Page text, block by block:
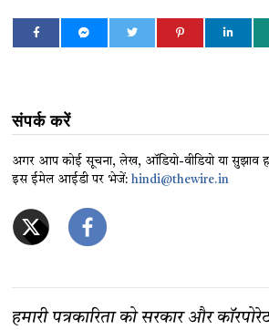
संपर्क करें
अगर आप कोई सूचना, लेख, ऑडियो-वीडियो या सुझाव
इस ईमेल आईडी पर भेजें:hindi@thewire.in
हमारी पत्रकारिता को सरकार और